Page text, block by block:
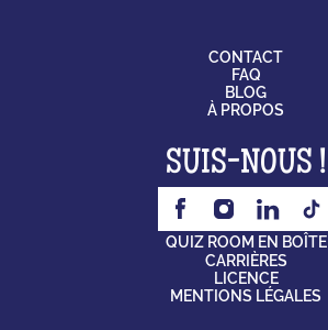
CONTACT
FAQ
BLOG
À PROPOS
SUIS-NOUS !
QUIZ ROOM EN BOÎTE
CARRIÈRES
LICENCE
MENTIONS LÉGALES